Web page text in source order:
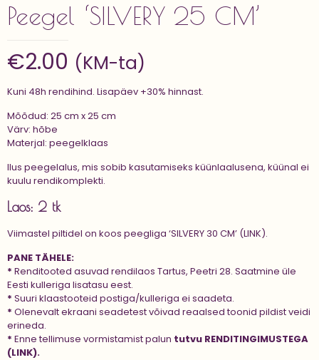
Peegel ‘SILVERY 25 CM’
€2.00 (KM-ta)
Kuni 48h rendihind. Lisapäev +30% hinnast.
Mõõdud: 25 cm x 25 cm
Värv: hõbe
Materjal: peegelklaas
Ilus peegelalus, mis sobib kasutamiseks küünlaalusena, küünal ei
kuulu rendikomplekti.
Laos: 2 tk
Viimastel piltidel on koos peegliga ‘SILVERY 30 CM’ (LINK).
PANE TÄHELE:
* Renditooted asuvad rendilaos Tartus, Peetri 28. Saatmine üle
Eesti kulleriga lisatasu eest.
* Suuri klaastooteid postiga/kulleriga ei saadeta.
* Olenevalt ekraani seadetest võivad reaalsed toonid pildist veidi
erineda.
* Enne tellimuse vormistamist palun tutvu RENDITINGIMUSTEGA
(LINK).